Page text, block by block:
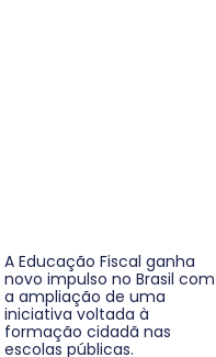
A Educação Fiscal ganha
novo impulso no Brasil com
a ampliação de uma
iniciativa voltada à
formação cidadã nas
escolas públicas.